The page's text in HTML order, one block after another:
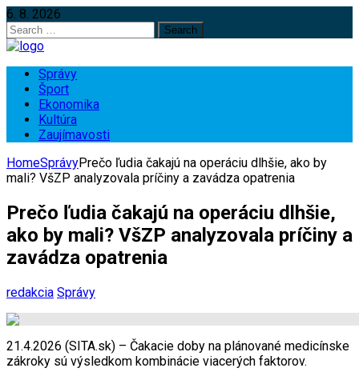
6. 8. 2026
Search
for:
Správy
Šport
Ekonomika
Kultúra
Zaujímavosti
HomeSprávyPrečo ľudia čakajú na operáciu dlhšie, ako by
mali? VšZP analyzovala príčiny a zavádza opatrenia
Prečo ľudia čakajú na operáciu dlhšie,
ako by mali? VšZP analyzovala príčiny a
zavádza opatrenia
redakcia Správy
21.4.2026 (SITA.sk) – Čakacie doby na plánované medicínske
zákroky sú výsledkom kombinácie viacerých faktorov.